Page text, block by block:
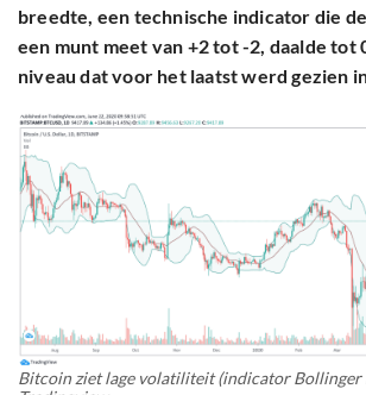
breedte, een technische indicator die
een munt meet van +2 tot -2, daalde tot
niveau dat voor het laatst werd gezien
Bitcoin ziet lage volatiliteit (indicator Bollinger